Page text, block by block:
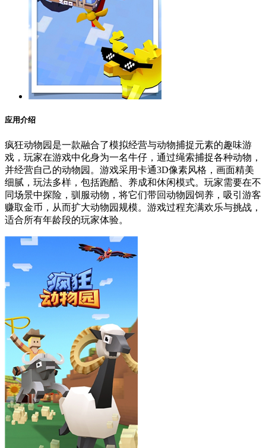
应用介绍
疯狂动物园是一款融合了模拟经营与动物捕捉元素的趣味游
戏，玩家在游戏中化身为一名牛仔，通过绳索捕捉各种动物，
并经营自己的动物园。游戏采用卡通3D像素风格，画面精美
细腻，玩法多样，包括跑酷、养成和休闲模式。玩家需要在不
同场景中探险，驯服动物，将它们带回动物园饲养，吸引游客
赚取金币，从而扩大动物园规模。游戏过程充满欢乐与挑战，
适合所有年龄段的玩家体验。